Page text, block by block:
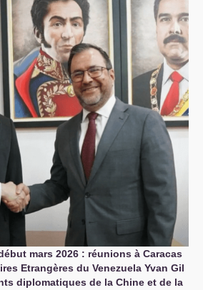
mars 2026 : réunions à Caracas
Etrangères du Venezuela Yvan Gil
diplomatiques de la Chine et de la